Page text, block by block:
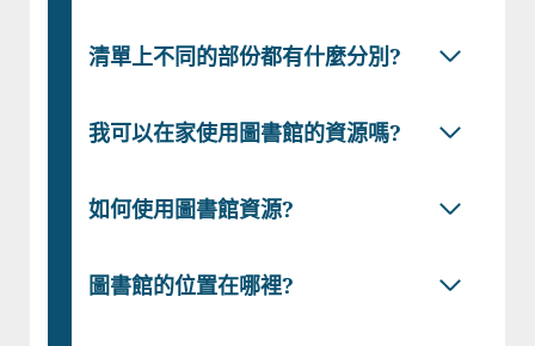
清單上不同的部份都有什麼分別?
我可以在家使用圖書館的資源嗎?
如何使用圖書館資源?
圖書館的位置在哪裡?